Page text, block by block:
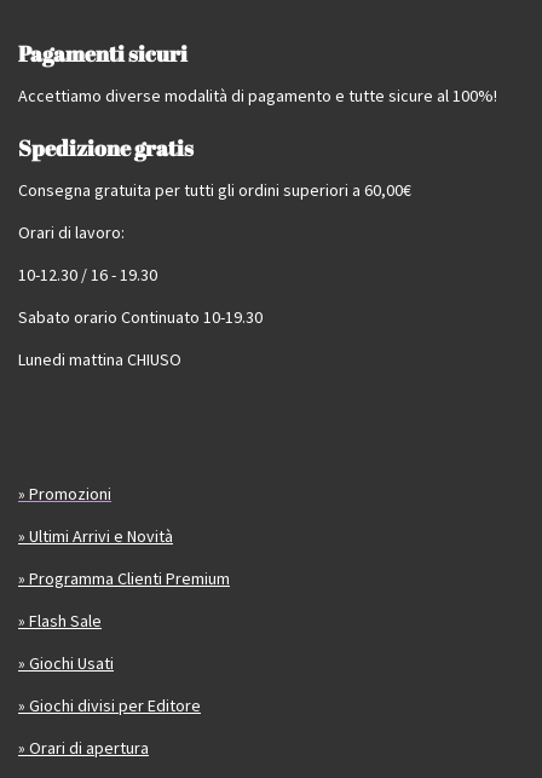
Pagamenti sicuri
Accettiamo diverse modalità di pagamento e tutte sicure al 100%!
Spedizione gratis
Consegna gratuita per tutti gli ordini superiori a 60,00€
Orari di lavoro:
10-12.30 / 16 - 19.30
Sabato orario Continuato 10-19.30
Lunedi mattina CHIUSO
» Promozioni
» Ultimi Arrivi e Novità
» Programma Clienti Premium
» Flash Sale
» Giochi Usati
» Giochi divisi per Editore
» Orari di apertura